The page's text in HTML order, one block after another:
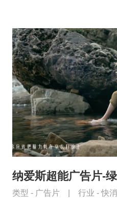
纳爱斯超能广告片-
类型 - 广告片 行业 -快